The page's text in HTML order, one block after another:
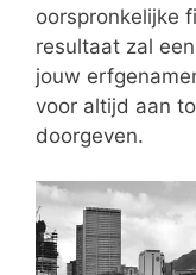
oorspronkelijke
resultaat zal
jouw
voor altijd aan
doorgeven.